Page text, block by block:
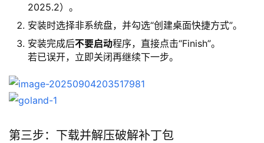
2025.2）。
安装时选择非系统盘，并勾选“创建桌面快捷方式”。
安装完成后不要启动程序，直接点击“Finish”。
若已误开，立即关闭再继续下一步。
第三步：下载并解压破解补丁包